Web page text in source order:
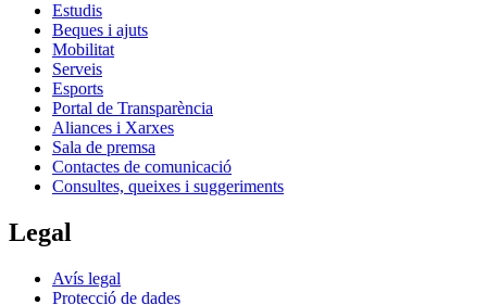
Estudis
Beques i ajuts
Mobilitat
Serveis
Esports
Portal de Transparència
Aliances i Xarxes
Sala de premsa
Contactes de comunicació
Consultes, queixes i suggeriments
Legal
Avís legal
Protecció de dades